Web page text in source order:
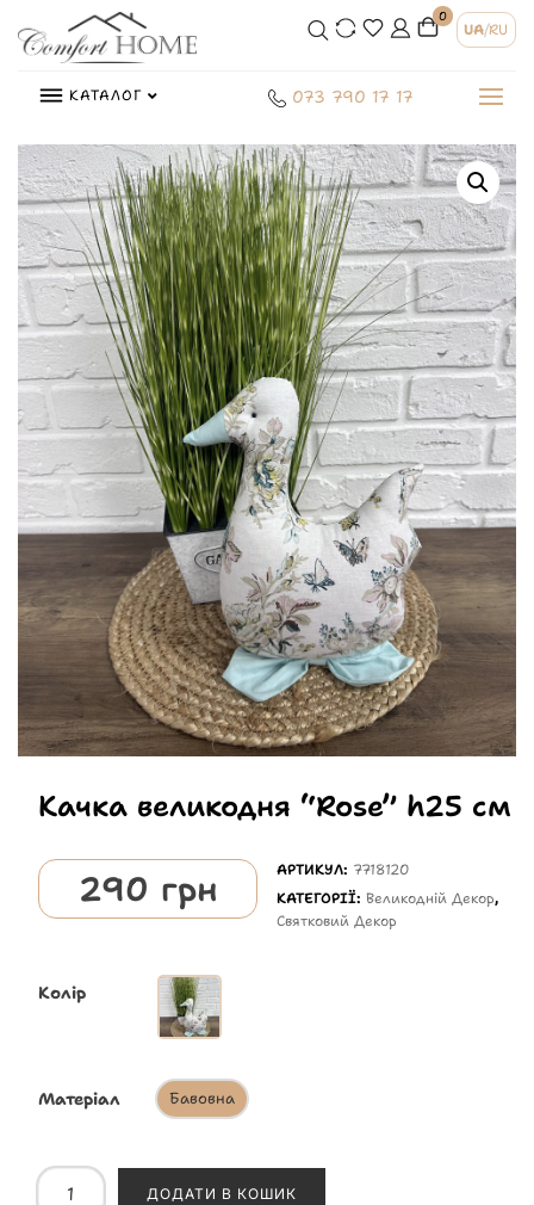
0
UA/RU
КАТАЛОГ 073 790 17 17
Качка великодня “Rose” h25 см
290 грн АРТИКУЛ: 7718120
КАТЕГОРІЇ:Великодній Декор,
Святковий Декор
Колір
Матеріал Бавовна
ДОДАТИ В КОШИК